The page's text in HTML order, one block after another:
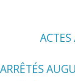
ARRÊTÉS